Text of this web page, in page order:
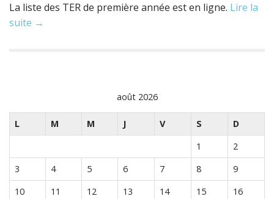
La liste des TER de première année est en ligne. Lire la
suite →
août 2026
L M M J V S
D
1
2
3
4 5 6 7 8
9
10
11 12 13 14 15
16